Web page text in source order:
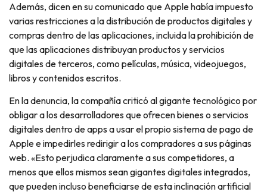
Además, dicen en su comunicado que Apple había impuesto
varias restricciones a la distribución de productos digitales y
compras dentro de las aplicaciones, incluida la prohibición de
que las aplicaciones distribuyan productos y servicios
digitales de terceros, como películas, música, videojuegos,
libros y contenidos escritos.
En la denuncia, la compañía criticó al gigante tecnológico por
obligar a los desarrolladores que ofrecen bienes o servicios
digitales dentro de apps a usar el propio sistema de pago de
Apple e impedirles redirigir a los compradores a sus páginas
web. «Esto perjudica claramente a sus competidores, a
menos que ellos mismos sean gigantes digitales integrados,
que pueden incluso beneficiarse de esta inclinación artificial